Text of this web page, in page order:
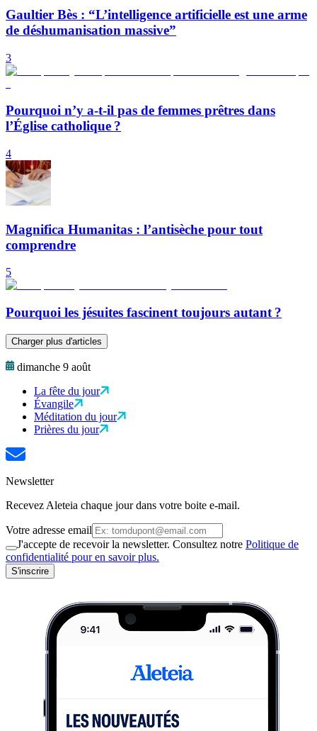
Gaultier Bès : “L’intelligence artificielle est une arme
de déshumanisation massive”
3
Pourquoi n’y a-t-il pas de femmes prêtres dans
l’Église catholique ?
4
Magnifica Humanitas : l’antisèche pour tout
comprendre
5
Pourquoi les jésuites fascinent toujours autant ?
Charger plus d'articles
dimanche 9 août
La fête du jour
Évangile
Méditation du jour
Prières du jour
Newsletter
Recevez Aleteia chaque jour dans votre boite e-mail.
Votre adresse email
J'accepte de recevoir la newsletter. Consultez notre Politique de
confidentialité pour en savoir plus.
S'inscrire